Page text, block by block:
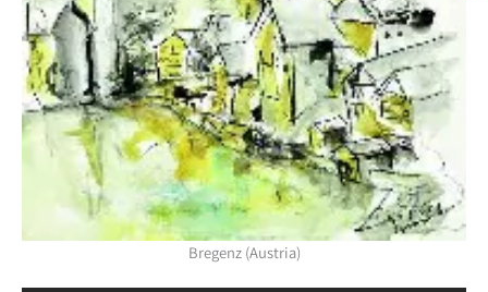
Bregenz (Austria)